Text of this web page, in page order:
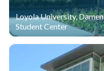
Loyola University, Damen
Student Center